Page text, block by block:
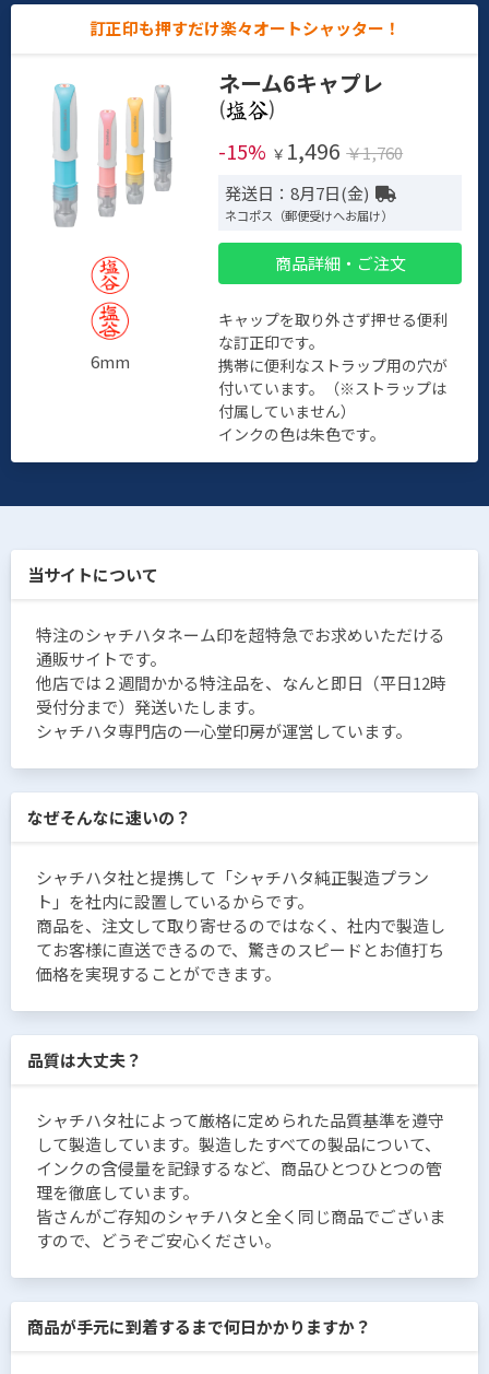
訂正印も押すだけ楽々オートシャッター！
6mm
ネーム6キャプレ
(
)
-15% ￥ 1,496 ￥1,760
発送日：8月7日(金)
ネコポス（郵便受けへお届け）
商品詳細・ご注文
キャップを取り外さず押せる便利
な訂正印です。
携帯に便利なストラップ用の穴が
付いています。（※ストラップは
付属していません）
インクの色は朱色です。
当サイトについて
特注のシャチハタネーム印を超特急でお求めいただける
通販サイトです。
他店では２週間かかる特注品を、なんと即日（平日12時
受付分まで）発送いたします。
シャチハタ専門店の一心堂印房が運営しています。
なぜそんなに速いの？
シャチハタ社と提携して「シャチハタ純正製造プラン
ト」を社内に設置しているからです。
商品を、注文して取り寄せるのではなく、社内で製造し
てお客様に直送できるので、驚きのスピードとお値打ち
価格を実現することができます。
品質は大丈夫？
シャチハタ社によって厳格に定められた品質基準を遵守
して製造しています。製造したすべての製品について、
インクの含侵量を記録するなど、商品ひとつひとつの管
理を徹底しています。
皆さんがご存知のシャチハタと全く同じ商品でございま
すので、どうぞご安心ください。
商品が手元に到着するまで何日かかりますか？